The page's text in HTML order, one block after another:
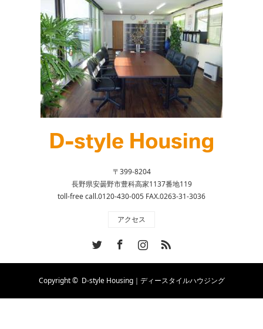
〒399-8204
長野県安曇野市豊科高家1137番地119
toll-free call.0120-430-005 FAX.0263-31-3036
アクセス
InstagramRSS
Copyright © D-style Housing｜ディースタイルハウジング